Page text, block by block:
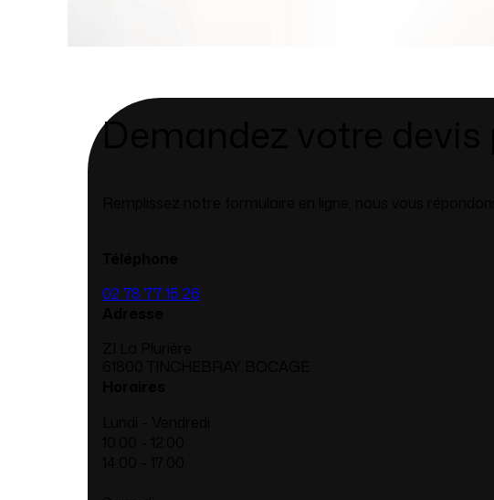
Demandez votre devis
02 78 77 15 26